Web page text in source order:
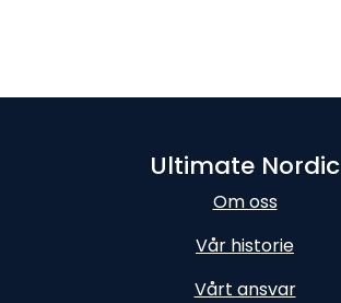
Ultimate Nordic
Om oss
Vår historie
Vårt ansvar